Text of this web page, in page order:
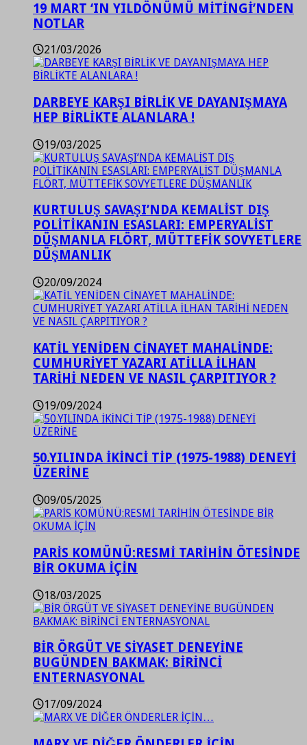
19 MART ‘IN YILDÖNÜMÜ MİTİNGİ’NDEN
NOTLAR
21/03/2026
DARBEYE KARŞI BİRLİK VE DAYANIŞMAYA
HEP BİRLİKTE ALANLARA !
19/03/2025
KURTULUŞ SAVAŞI’NDA KEMALİST DIŞ
POLİTİKANIN ESASLARI: EMPERYALİST
DÜŞMANLA FLÖRT, MÜTTEFİK SOVYETLERE
DÜŞMANLIK
20/09/2024
KATİL YENİDEN CİNAYET MAHALİNDE:
CUMHURİYET YAZARI ATİLLA İLHAN
TARİHİ NEDEN VE NASIL ÇARPITIYOR ?
19/09/2024
50.YILINDA İKİNCİ TİP (1975-1988) DENEYİ
ÜZERİNE
09/05/2025
PARİS KOMÜNÜ:RESMİ TARİHİN ÖTESİNDE
BİR OKUMA İÇİN
18/03/2025
BİR ÖRGÜT VE SİYASET DENEYİNE
BUGÜNDEN BAKMAK: BİRİNCİ
ENTERNASYONAL
17/09/2024